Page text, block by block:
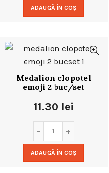
ADAUGĂ ÎN COȘ
Medalion clopotel
emoji 2 buc/set
11.30 lei
ADAUGĂ ÎN COȘ